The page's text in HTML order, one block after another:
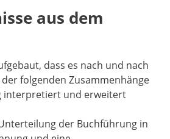
aus dem
dass es nach und nach
folgenden Zusammenhänge
interpretiert und erweitert
der Buchführung in